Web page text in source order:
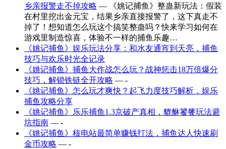
乡亲报警走不掉攻略 — 《姚记捕鱼》整蛊新玩法：假装
在村里挖出金元宝，结果乡亲直接报警了，这下真走不
掉了！想知道怎么玩这个搞笑整蛊吗？快来学习如何在
游戏里制造惊喜，体验不一样的捕鱼乐趣…
《姚记捕鱼》娱乐玩法分享：和水友通宵到天亮，捕鱼
技巧与欢乐时光全记录
《姚记捕鱼》捕鱼大作战怎么玩？战神惩击18万倍爆分
技巧，解锁铁链全开攻略 — -
《姚记捕鱼》怎么玩才爽快？起飞力度技巧解析，娱乐
捕鱼攻略分享
《姚记捕鱼》乐乐捕鱼1.3京破产真相，貔貅饕餮玩法避
坑指南 — -
《姚记捕鱼》核电站最简单赚钱打法，捕鱼达人快速刷
金币攻略 — -